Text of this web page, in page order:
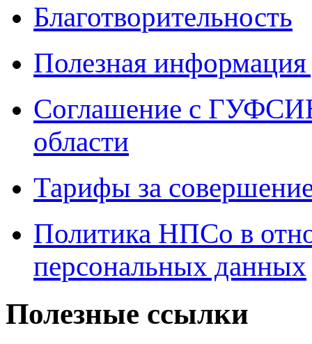
Благотворительность
Полезная
Соглашение с
области
Тарифы за
Политика НПСо в
персональных данных
Полезные ссылки